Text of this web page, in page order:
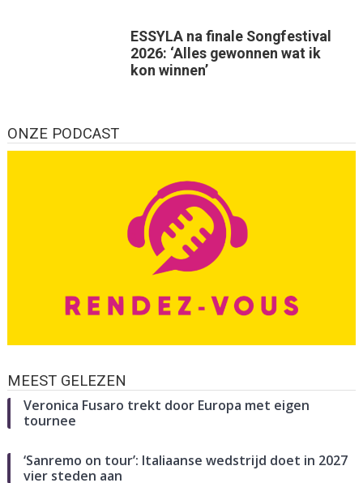
ESSYLA na finale Songfestival
2026: ‘Alles gewonnen wat ik
kon winnen’
ONZE PODCAST
MEEST GELEZEN
Veronica Fusaro trekt door Europa met eigen
tournee
‘Sanremo on tour’: Italiaanse wedstrijd doet in 2027
vier steden aan